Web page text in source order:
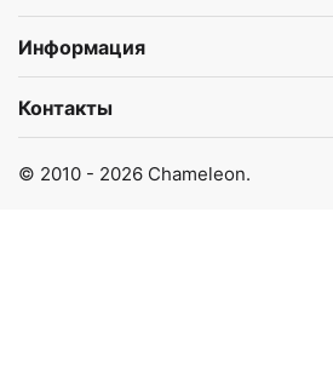
Информация
Контакты
© 2010 - 2026 Chameleon.